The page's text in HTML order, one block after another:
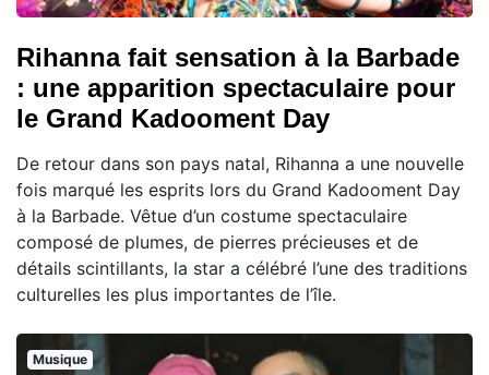
Rihanna fait sensation à la Barbade
: une apparition spectaculaire pour
le Grand Kadooment Day
De retour dans son pays natal, Rihanna a une nouvelle
fois marqué les esprits lors du Grand Kadooment Day
à la Barbade. Vêtue d’un costume spectaculaire
composé de plumes, de pierres précieuses et de
détails scintillants, la star a célébré l’une des traditions
culturelles les plus importantes de l’île.
Musique